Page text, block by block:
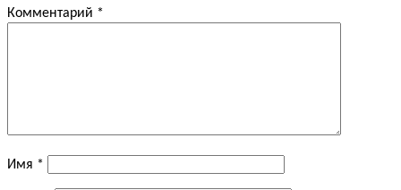
Комментарий *
Имя *